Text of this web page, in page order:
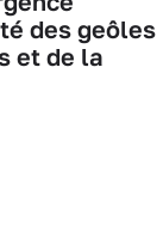
des geôles
et de la